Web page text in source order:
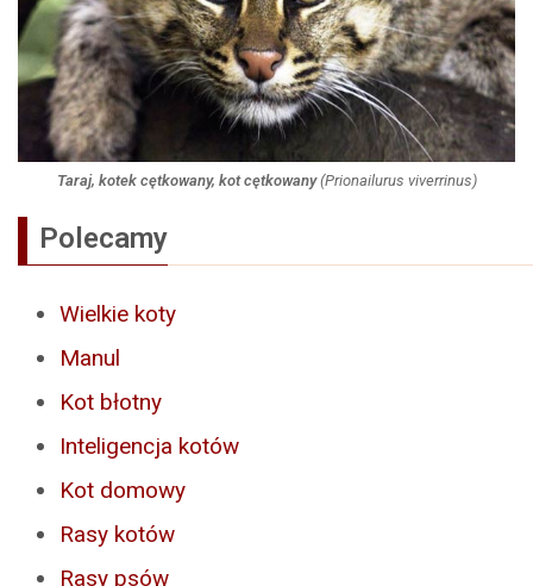
Taraj, kotek cętkowany, kot cętkowany(Prionailurus viverrinus)
Polecamy
Wielkie koty
Manul
Kot błotny
Inteligencja kotów
Kot domowy
Rasy kotów
Rasy psów